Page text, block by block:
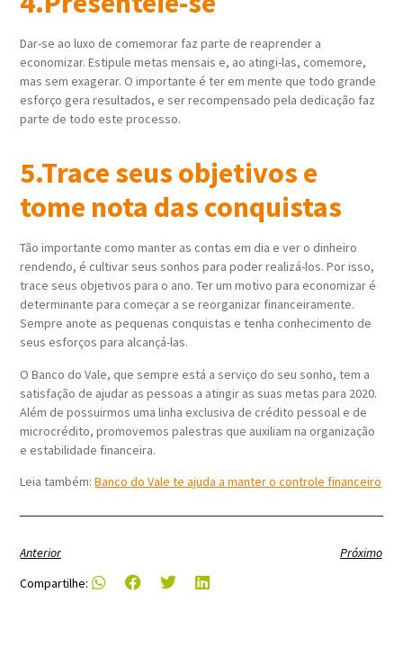
Dar-se ao luxo de comemorar faz parte de reaprender a
economizar. Estipule metas mensais e, ao atingi-las, comemore,
mas sem exagerar. O importante é ter em mente que todo grande
esforço gera resultados, e ser recompensado pela dedicação faz
parte de todo este processo.
5.Trace seus objetivos e
tome nota das conquistas
Tão importante como manter as contas em dia e ver o dinheiro
rendendo, é cultivar seus sonhos para poder realizá-los. Por isso,
trace seus objetivos para o ano. Ter um motivo para economizar é
determinante para começar a se reorganizar financeiramente.
Sempre anote as pequenas conquistas e tenha conhecimento de
seus esforços para alcançá-las.
O Banco do Vale, que sempre está a serviço do seu sonho, tem a
satisfação de ajudar as pessoas a atingir as suas metas para 2020.
Além de possuirmos uma linha exclusiva de crédito pessoal e de
microcrédito, promovemos palestras que auxiliam na organização
e estabilidade financeira.
Leia também:Banco do Vale te ajuda a manter o controle financeiro
Anterior
Próximo
Compartilhe: